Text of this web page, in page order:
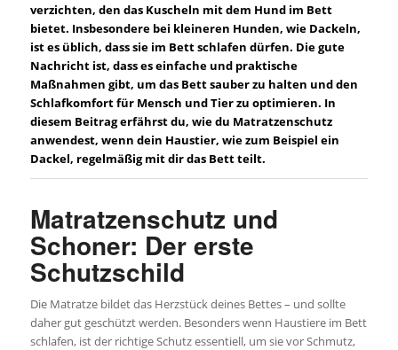
verzichten, den das Kuscheln mit dem Hund im Bett
bietet. Insbesondere bei kleineren Hunden, wie Dackeln,
ist es üblich, dass sie im Bett schlafen dürfen. Die gute
Nachricht ist, dass es einfache und praktische
Maßnahmen gibt, um das Bett sauber zu halten und den
Schlafkomfort für Mensch und Tier zu optimieren. In
diesem Beitrag erfährst du, wie du Matratzenschutz
anwendest, wenn dein Haustier, wie zum Beispiel ein
Dackel, regelmäßig mit dir das Bett teilt.
Matratzenschutz und
Schoner: Der erste
Schutzschild
Die Matratze bildet das Herzstück deines Bettes – und sollte
daher gut geschützt werden. Besonders wenn Haustiere im Bett
schlafen, ist der richtige Schutz essentiell, um sie vor Schmutz,